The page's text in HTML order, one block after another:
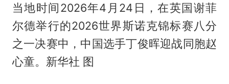
当地时间2026年4月24日，在英国谢菲
尔德举行的2026世界斯诺克锦标赛八分
之一决赛中，中国选手丁俊晖迎战同胞赵
心童。新华社 图